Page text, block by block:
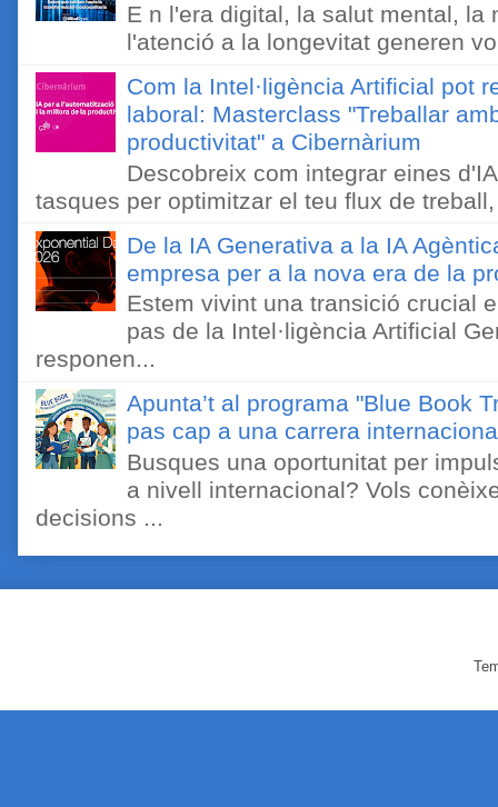
E n l'era digital, la salut mental, la
l'atenció a la longevitat generen
Com la Intel·ligència Artificial pot
laboral: Masterclass "Treballar
productivitat" a Cibernàrium
Descobreix com integrar eines
tasques per optimitzar el teu flux de
De la IA Generativa a la IA
empresa per a la nova era de la
Estem vivint una transició crucial
pas de la Intel·ligència Artificial
responen...
Apunta’t al programa "Blue Book
pas cap a una carrera
Busques una oportunitat per
a nivell internacional? Vols
decisions ...